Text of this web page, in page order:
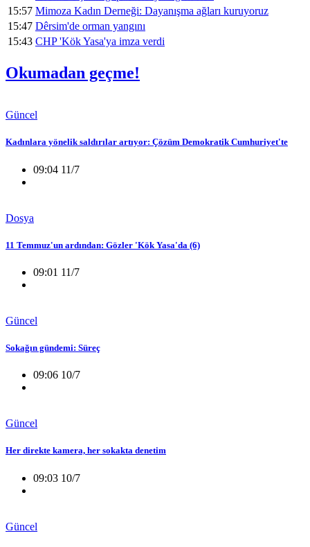
15:57 Mimoza Kadın Derneği: Dayanışma ağları kuruyoruz
15:47 Dêrsim'de orman yangını
15:43 CHP 'Kök Yasa'ya imza verdi
Okumadan geçme!
Güncel
Kadınlara yönelik saldırılar artıyor: Çözüm Demokratik Cumhuriyet'te
09:04 11/7
Dosya
11 Temmuz'un ardından: Gözler 'Kök Yasa'da (6)
09:01 11/7
Güncel
Sokağın gündemi: Süreç
09:06 10/7
Güncel
Her direkte kamera, her sokakta denetim
09:03 10/7
Güncel